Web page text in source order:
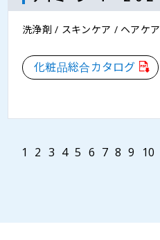
洗浄剤 / スキンケア / ヘアケア
化粧品総合カタログ
1 2 3 4 5 6 7 8 9 10